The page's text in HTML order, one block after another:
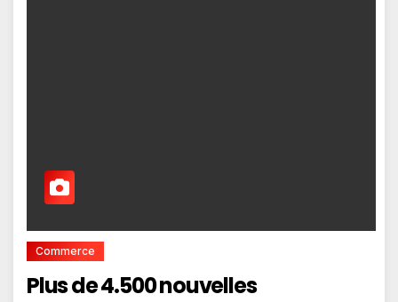
Commerce
Plus de 4.500 nouvelles